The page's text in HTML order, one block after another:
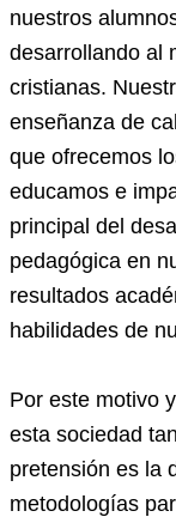
nuestros
desarrollando al
cristianas.
enseñanza de
que ofrecemos
educamos e
principal del
pedagógica en
resultados
habilidades de
Por este motivo
esta sociedad
pretensión es la
metodologías